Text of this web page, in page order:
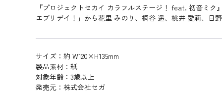
『プロジェクトセカイ カラフルステージ！ feat. 初音ミ
エブリデイ！」から花里 みのり、桐谷 遥、桃井 愛莉、日
サイズ：約 W120×H135mm
製品素材：紙
対象年齢：3歳以上
発売元：株式会社セガ